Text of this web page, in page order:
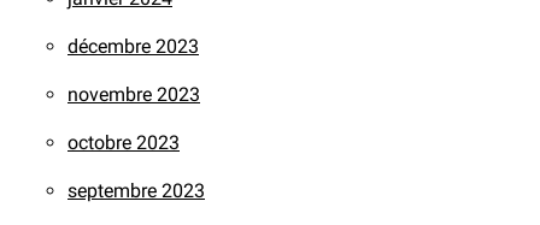
décembre 2023
novembre 2023
octobre 2023
septembre 2023